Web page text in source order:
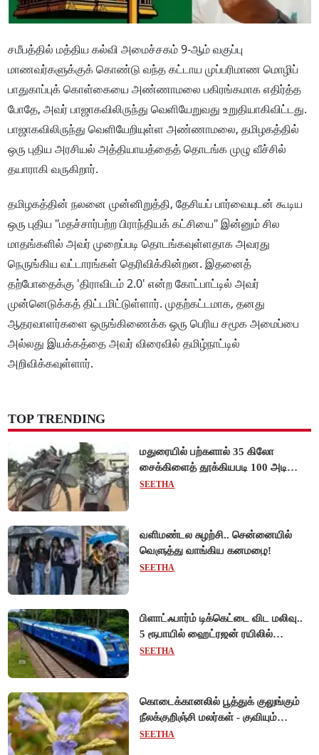
சமீபத்தில் மத்திய கல்வி அமைச்சகம் 9-ஆம் வகுப்பு
மாணவர்களுக்குக் கொண்டு வந்த கட்டாய முப்பரிமாண மொழிப்
பாதுகாப்புக் கொள்கையை அண்ணாமலை பகிரங்கமாக எதிர்த்த
போதே, அவர் பாஜாகவிலிருந்து வெளியேறுவது உறுதியாகிவிட்டது.
பாஜாகவிலிருந்து வெளியேறியுள்ள அண்ணாமலை, தமிழகத்தில்
ஒரு புதிய அரசியல் அத்தியாயத்தைத் தொடங்க முழு வீச்சில்
தயாராகி வருகிறார்.
தமிழகத்தின் நலனை முன்னிறுத்தி, தேசியப் பார்வையுடன் கூடிய
ஒரு புதிய "மதச்சார்பற்ற பிராந்தியக் கட்சியை" இன்னும் சில
மாதங்களில் அவர் முறைப்படி தொடங்கவுள்ளதாக அவரது
நெருங்கிய வட்டாரங்கள் தெரிவிக்கின்றன. இதனைத்
தற்போதைக்கு 'திராவிடம் 2.0' என்ற கோட்பாட்டில் அவர்
முன்னெடுக்கத் திட்டமிட்டுள்ளார். முதற்கட்டமாக, தனது
ஆதரவாளர்களை ஒருங்கிணைக்க ஒரு பெரிய சமூக அமைப்பை
அல்லது இயக்கத்தை அவர் விரைவில் தமிழ்நாட்டில்
அறிவிக்கவுள்ளார்.
TOP TRENDING
மதுரையில் பற்களால் 35 கிலோ
சைக்கிளைத் தூக்கியபடி 100 அடி
நடந்து சென்று முன்னாள் ராணுவ வீரர்
SEETHA
வளிமண்டல சுழற்சி.. சென்னையில்
வெளுத்து வாங்கிய கனமழை!
SEETHA
பிளாட்ஃபார்ம் டிக்கெட்டை விட மலிவு..
5 ரூபாயில் ஹைட்ரஜன் ரயிலில்
பயணிக்கலாம்!
SEETHA
கொடைக்கானலில் பூத்துக் குலுங்கும்
நீலக்குறிஞ்சி மலர்கள் - குவியும்
சுற்றுலாப் பயணிகள்!
SEETHA